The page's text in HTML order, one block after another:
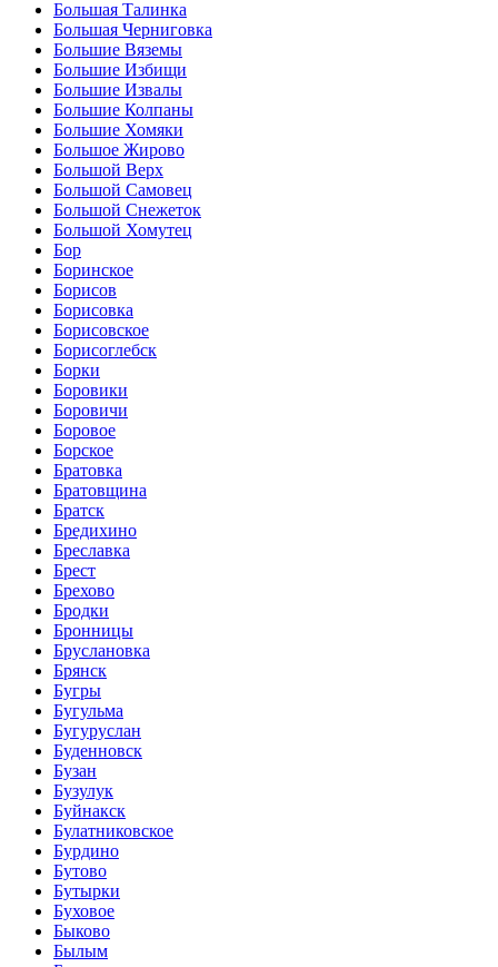
Большая Талинка
Большая Черниговка
Большие Вяземы
Большие Избищи
Большие Извалы
Большие Колпаны
Большие Хомяки
Большое Жирово
Большой Верх
Большой Самовец
Большой Снежеток
Большой Хомутец
Бор
Боринское
Борисов
Борисовка
Борисовское
Борисоглебск
Борки
Боровики
Боровичи
Боровое
Борское
Братовка
Братовщина
Братск
Бредихино
Бреславка
Брест
Брехово
Бродки
Бронницы
Бруслановка
Брянск
Бугры
Бугульма
Бугуруслан
Буденновск
Бузан
Бузулук
Буйнакск
Булатниковское
Бурдино
Бутово
Бутырки
Буховое
Быково
Былым